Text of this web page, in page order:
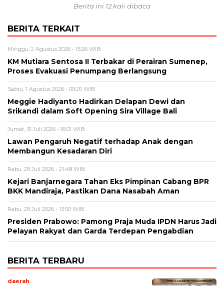
Berita ini 12 kali dibaca
BERITA TERKAIT
Minggu, 2 Agustus 2026 - 15:26 WIB
KM Mutiara Sentosa II Terbakar di Perairan Sumenep,
Proses Evakuasi Penumpang Berlangsung
Sabtu, 1 Agustus 2026 - 09:20 WIB
Meggie Hadiyanto Hadirkan Delapan Dewi dan
Srikandi dalam Soft Opening Sira Village Bali
Jumat, 31 Juli 2026 - 16:01 WIB
Lawan Pengaruh Negatif terhadap Anak dengan
Membangun Kesadaran Diri
Rabu, 29 Juli 2026 - 21:48 WIB
Kejari Banjarnegara Tahan Eks Pimpinan Cabang BPR
BKK Mandiraja, Pastikan Dana Nasabah Aman
Rabu, 29 Juli 2026 - 13:50 WIB
Presiden Prabowo: Pamong Praja Muda IPDN Harus Jadi
Pelayan Rakyat dan Garda Terdepan Pengabdian
BERITA TERBARU
daerah